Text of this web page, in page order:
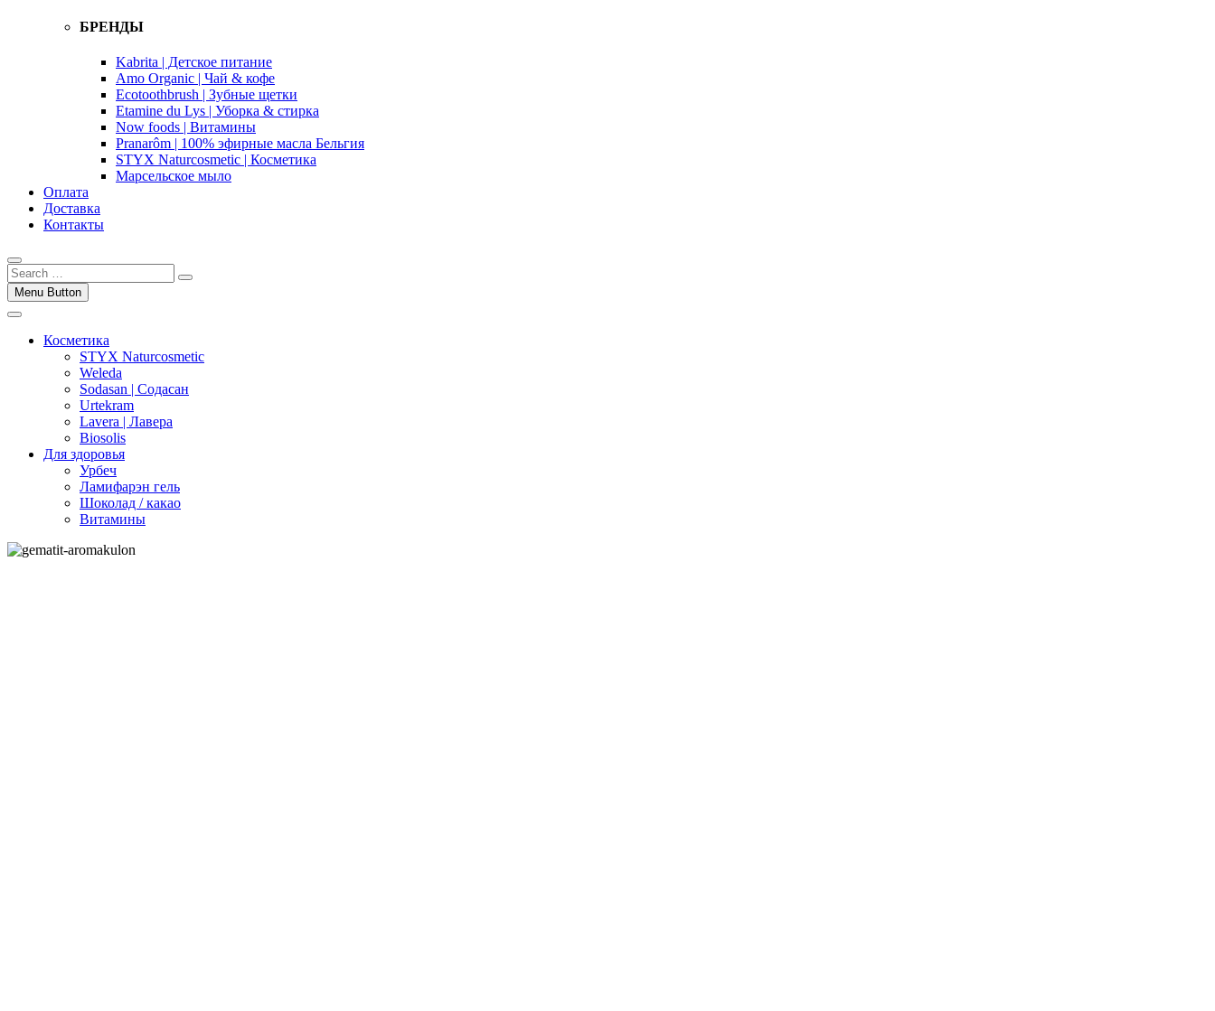
БРЕНДЫ
Kabrita | Детское питание
Amo Organic | Чай & кофе
Ecotoothbrush | Зубные щетки
Etamine du Lys | Уборка & стирка
Now foods | Витамины
Pranarôm | 100% эфирные масла Бельгия
STYX Naturcosmetic | Косметика
Марсельское мыло
Оплата
Доставка
Контакты
Menu Button
Косметика
STYX Naturcosmetic
Weleda
Sodasan | Содасан
Urtekram
Lavera | Лавера
Biosolis
Для здоровья
Урбеч
Ламифарэн гель
Шоколад / какао
Витамины